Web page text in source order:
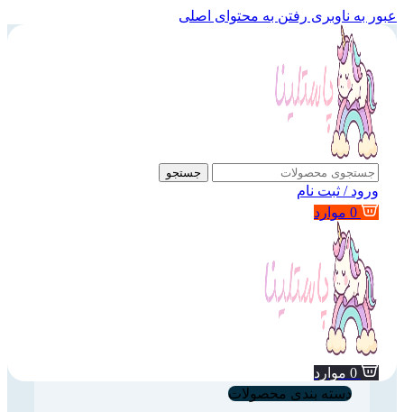
عبور به ناوبری رفتن به محتوای اصلی
جستجو
ورود / ثبت نام
0 موارد
0 موارد
دسته بندی محصولات